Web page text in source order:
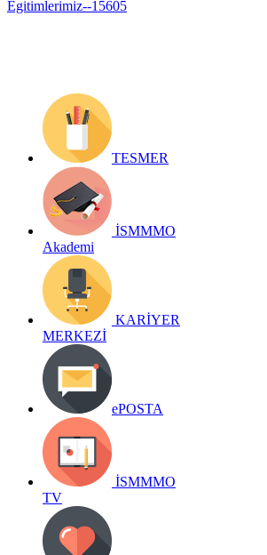
Egitimlerimiz--15605
TESMER
İSMMMO
Akademi
KARİYER
MERKEZİ
ePOSTA
İSMMMO
TV